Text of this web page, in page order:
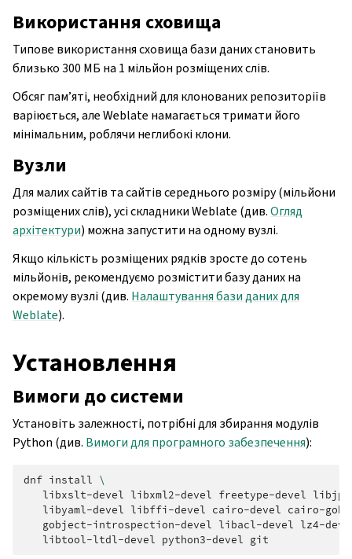
Використання сховища
Типове використання сховища бази даних становить
близько 300 МБ на 1 мільйон розміщених слів.
Обсяг пам’яті, необхідний для клонованих репозиторіїв
варіюється, але Weblate намагається тримати його
мінімальним, роблячи неглибокі клони.
Вузли
Для малих сайтів та сайтів середнього розміру (мільйони
розміщених слів), усі складники Weblate (див.Огляд
архітектури) можна запустити на одному вузлі.
Якщо кількість розміщених рядків зросте до сотень
мільйонів, рекомендуємо розмістити базу даних на
окремому вузлі (див. Налаштування бази даних для
Weblate).
Установлення
Вимоги до системи
Установіть залежності, потрібні для збирання модулів
Python (див. Вимоги для програмного забезпечення):
dnf install \
libxslt-devel libxml2-devel freetype-devel
libyaml-devel libffi-devel cairo-devel cairo-
gobject-introspection-devel libacl-devel lz4-
libtool-ltdl-devel python3-devel